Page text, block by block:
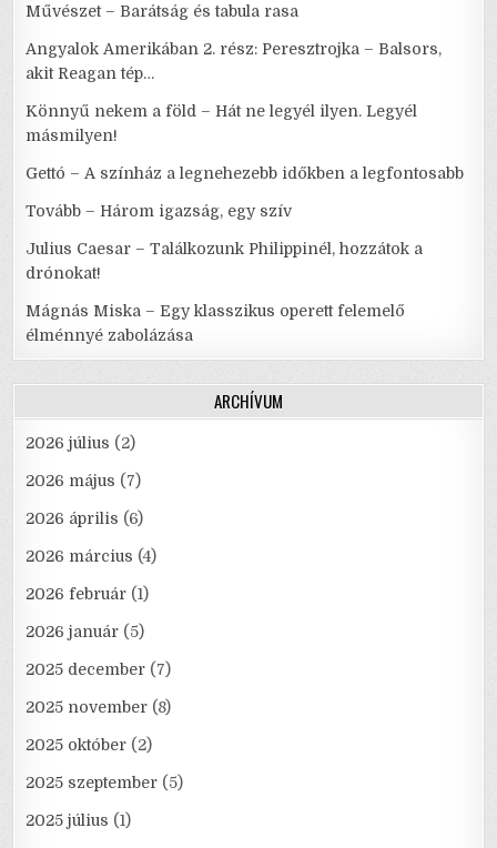
Művészet – Barátság és tabula rasa
Angyalok Amerikában 2. rész: Peresztrojka – Balsors,
akit Reagan tép…
Könnyű nekem a föld – Hát ne legyél ilyen. Legyél
másmilyen!
Gettó – A színház a legnehezebb időkben a legfontosabb
Tovább – Három igazság, egy szív
Julius Caesar – Találkozunk Philippinél, hozzátok a
drónokat!
Mágnás Miska – Egy klasszikus operett felemelő
élménnyé zabolázása
ARCHÍVUM
2026 július (2)
2026 május (7)
2026 április (6)
2026 március (4)
2026 február (1)
2026 január (5)
2025 december (7)
2025 november (8)
2025 október (2)
2025 szeptember (5)
2025 július (1)